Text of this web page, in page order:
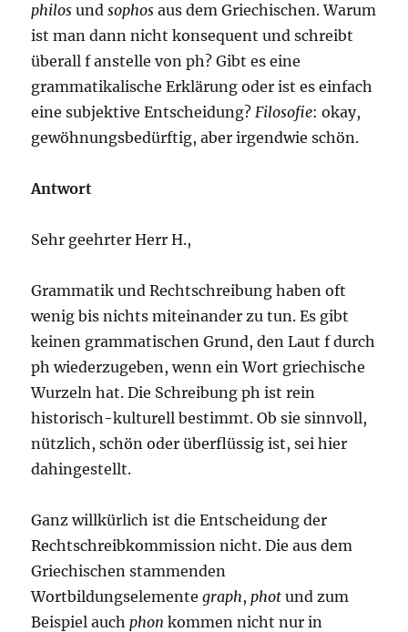
philos undsophos aus dem Griechischen. Warum
ist man dann nicht konsequent und schreibt
überall f anstelle von ph? Gibt es eine
grammatikalische Erklärung oder ist es einfach
eine subjektive Entscheidung?Filosofie: okay,
gewöhnungsbedürftig, aber irgendwie schön.
Antwort
Sehr geehrter Herr H.,
Grammatik und Rechtschreibung haben oft
wenig bis nichts miteinander zu tun. Es gibt
keinen grammatischen Grund, den Laut f durch
ph wiederzugeben, wenn ein Wort griechische
Wurzeln hat. Die Schreibung ph ist rein
historisch-kulturell bestimmt. Ob sie sinnvoll,
nützlich, schön oder überflüssig ist, sei hier
dahingestellt.
Ganz willkürlich ist die Entscheidung der
Rechtschreibkommission nicht. Die aus dem
Griechischen stammenden
Wortbildungselementegraph,phot und zum
Beispiel auchphon kommen nicht nur in